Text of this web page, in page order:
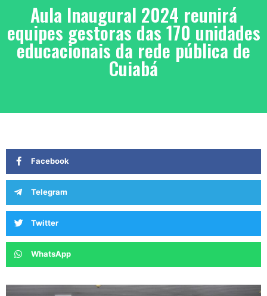
Aula Inaugural 2024 reunirá
equipes gestoras das 170 unidades
educacionais da rede pública de
Cuiabá
Facebook
Telegram
Twitter
WhatsApp